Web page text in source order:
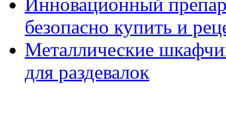
безопасно купить и
Металлические
для раздевалок